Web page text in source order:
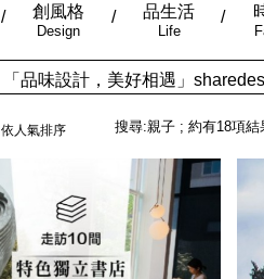
創風格
Design
品生活
Life
時尚風：Made in Taiwan， 從台
依人氣排序 搜尋:親子 ; 約有18項結